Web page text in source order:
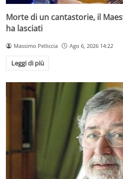
Morte di un cantastorie, il
ha lasciati
Massimo Pelliccia Ago 6, 2026 14:22
Leggi di più